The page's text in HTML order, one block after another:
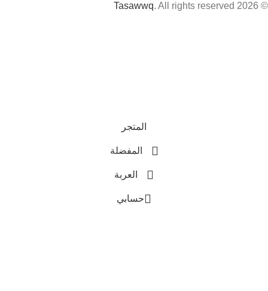
© 2026
Tasawwq. All rights reserved
المتجر
المفضلة
العربة
حسابي